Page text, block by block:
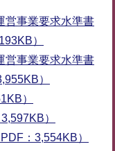
営事業要求水準書
）
営事業要求水準書
）
）
）
：3,554KB）